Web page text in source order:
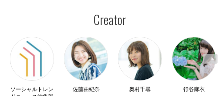
Creator
ソーシャルトレン
佐藤由紀奈 奥村千尋 行谷麻衣